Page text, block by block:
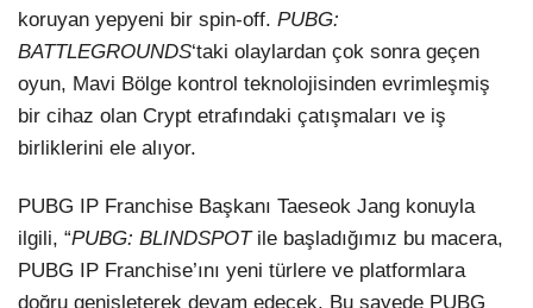
koruyan yepyeni bir spin-off. PUBG:
BATTLEGROUNDS‘taki olaylardan çok sonra geçen
oyun, Mavi Bölge kontrol teknolojisinden evrimleşmiş
bir cihaz olan Crypt etrafındaki çatışmaları ve iş
birliklerini ele alıyor.
PUBG IP Franchise Başkanı Taeseok Jang konuyla
ilgili, “PUBG: BLINDSPOTile başladığımız bu macera,
PUBG IP Franchise’ını yeni türlere ve platformlara
doğru genişleterek devam edecek. Bu sayede PUBG